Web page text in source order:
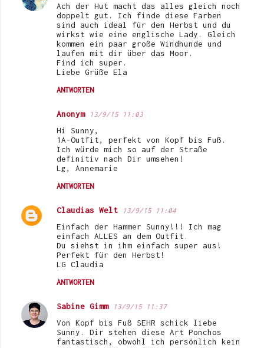
Ach der Hut macht das alles gleich noch
doppelt gut. Ich finde diese Farben
sind auch ideal für den Herbst und du
wirkst wie eine englische Lady. Gleich
kommen ein paar große Windhunde und
laufen mit dir über das Moor.
Find ich super.
Liebe Grüße Ela
ANTWORTEN
Anonym 13/9/15 11:03
Hi Sunny,
1A-Outfit, perfekt von Kopf bis Fuß.
Ich würde mich so auf der Straße
definitiv nach Dir umsehen!
Lg, Annemarie
ANTWORTEN
Claudias Welt 13/9/15 11:04
Einfach der Hammer Sunny!!! Ich mag
einfach ALLES an dem Outfit.
Du siehst in ihm einfach super aus!
Perfekt für den Herbst!
LG Claudia
ANTWORTEN
Sabine Gimm 13/9/15 11:37
Von Kopf bis Fuß SEHR schick liebe
Sunny. Dir stehen diese Art Ponchos
fantastisch, obwohl ich persönlich kein